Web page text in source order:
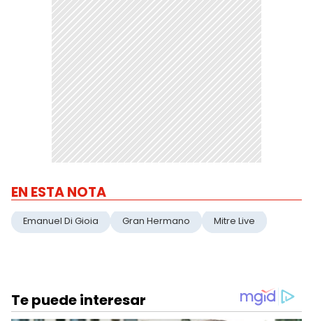
EN ESTA NOTA
Emanuel Di Gioia Gran Hermano Mitre Live